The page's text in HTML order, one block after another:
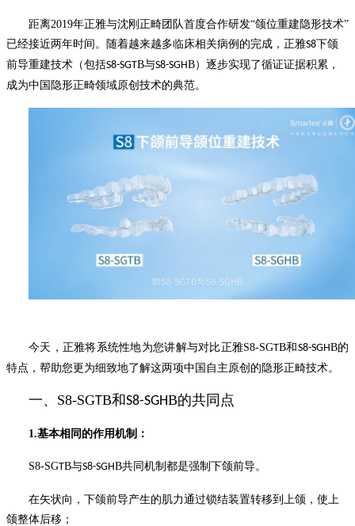
距离2019年正雅与沈刚正畸团队首度合作研发“颌位重建隐形技术”
已经接近两年时间。随着越来越多临床相关病例的完成，正雅S8下颌
前导重建技术（包括S8-SGTB与S8-SGHB）逐步实现了循证证据积累，
成为中国隐形正畸领域原创技术的典范。
今天，正雅将系统性地为您讲解与对比正雅S8-SGTB和 S8-SGHB的
特点，帮助您更为细致地了解这两项中国自主原创的隐形正畸技术。
一、 S8-SGTB和S8-SGHB的共同点
1.基本相同的作用机制：
S8-SGTB与S8-SGHB共同机制都是强制下颌前导 。
在矢状向，下颌前导产生的肌力通过锁结装置转移到上颌，使上
颌整体后移；